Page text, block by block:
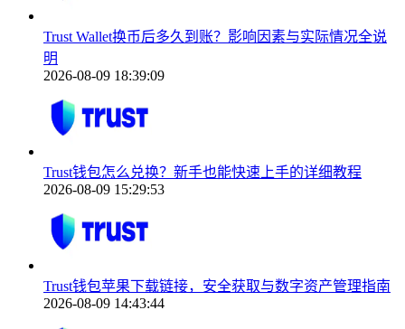
Trust Wallet换币后多久到账？影响因素与实际情况全说
明
2026-08-09 18:39:09
Trust钱包怎么兑换？新手也能快速上手的详细教程
2026-08-09 15:29:53
Trust钱包苹果下载链接，安全获取与数字资产管理指南
2026-08-09 14:43:44